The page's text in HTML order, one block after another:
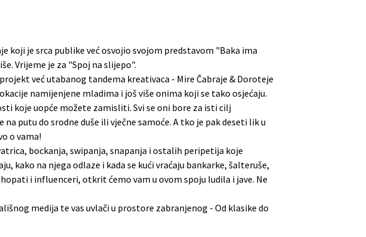
koji je srca publike već osvojio svojom predstavom "Baka ima
Vrijeme je za "Spoj na slijepo".
već utabanog tandema kreativaca - Mire Čabraje & Doroteje
namijenjene mladima i još više onima koji se tako osjećaju.
koje uopće možete zamisliti. Svi se oni bore za isti cilj
putu do srodne duše ili vječne samoće. A tko je pak deseti lik u
o vama!
bockanja, swipanja, snapanja i ostalih peripetija koje
kako na njega odlaze i kada se kući vraćaju bankarke, šalteruše,
i influenceri, otkrit ćemo vam u ovom spoju ludila i jave. Ne
medija te vas uvlači u prostore zabranjenog - Od klasike do